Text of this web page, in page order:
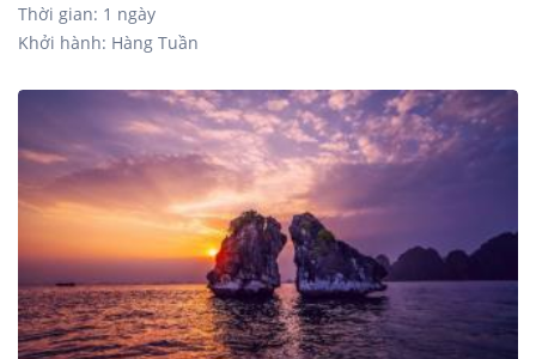
Thời gian: 1 ngày
Khởi hành: Hàng Tuần